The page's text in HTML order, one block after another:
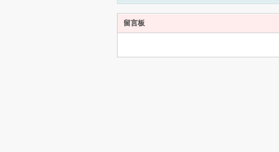
留言板